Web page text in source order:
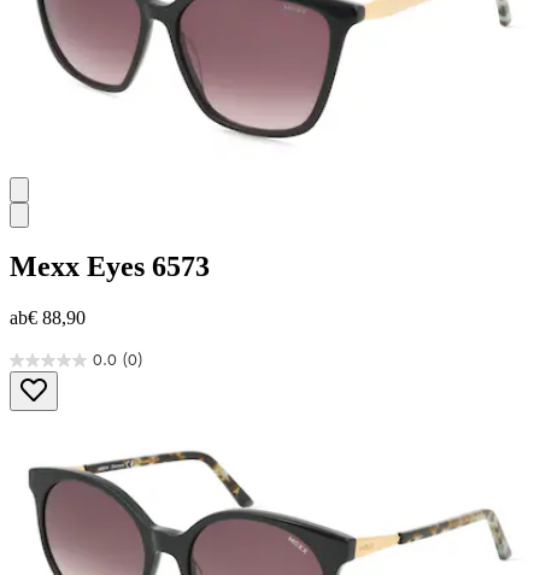
Mexx Eyes 6573
ab€ 88,90
0.0 (0)
0.0
von
5